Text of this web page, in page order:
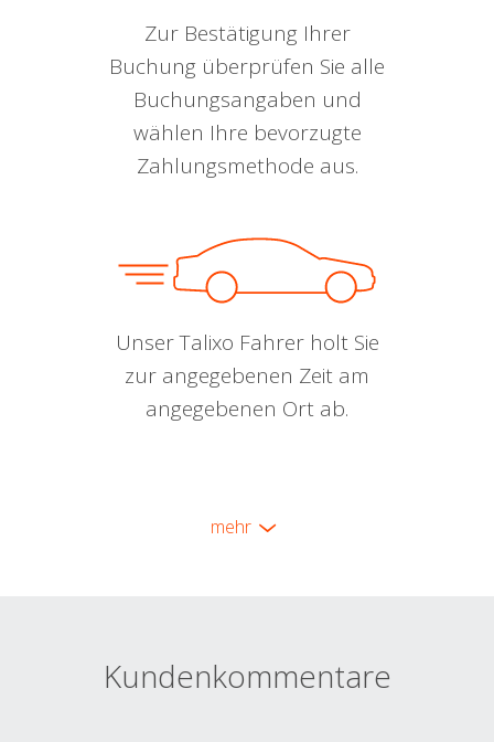
Zur Bestätigung Ihrer
Buchung überprüfen Sie alle
Buchungsangaben und
wählen Ihre bevorzugte
Zahlungsmethode aus.
Unser Talixo Fahrer holt Sie
zur angegebenen Zeit am
angegebenen Ort ab.
mehr
Kundenkommentare